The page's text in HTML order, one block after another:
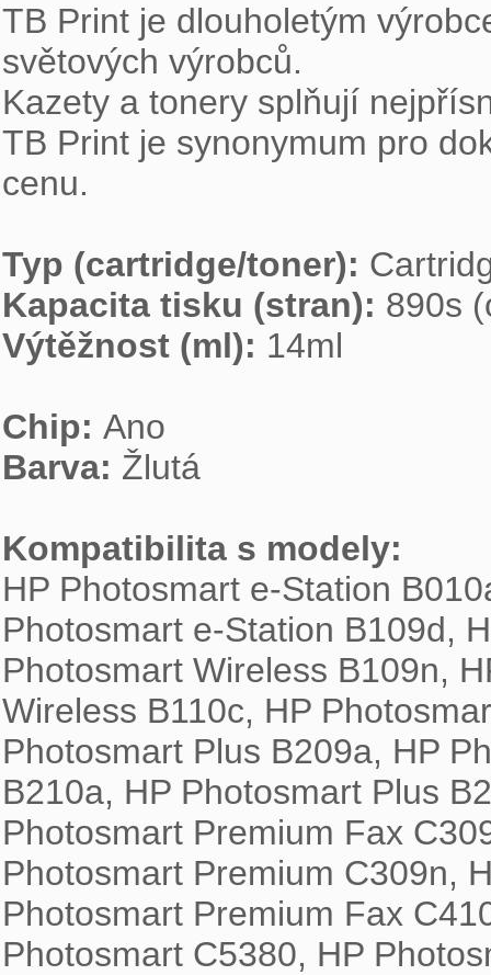
TB Print je dlouholetým
světových výrobců.
Kazety a tonery splňují
TB Print je synonymum pro
cenu.
Typ (cartridge/toner):
Kapacita tisku (stran):
Výtěžnost (ml): 14ml
Chip:
Barva: Žlutá
Kompatibilita s modely:
HP Photosmart e-Station
Photosmart e-Station B109d,
Photosmart Wireless B109n,
Wireless B110c, HP
Photosmart Plus B209a, HP
B210a, HP Photosmart Plus
Photosmart Premium Fax
Photosmart Premium C309n,
Photosmart Premium Fax
Photosmart C5380, HP